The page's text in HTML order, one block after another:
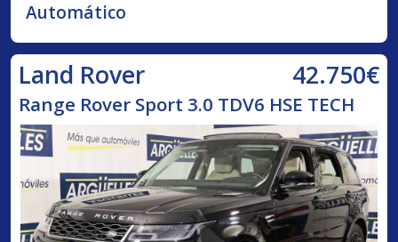
Automático
Land Rover 42.750€
Range Rover Sport 3.0 TDV6 HSE TECH